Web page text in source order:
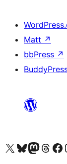
Matt ↗
bbPress ↗
Acessar nossa conta do X (antigo Twitter)
Acessar nossa conta do Bluesky
Acessar nossa conta
Acessar nossa